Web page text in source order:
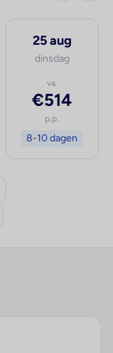
25 aug
dinsdag
va.
€514
p.p.
8-10 dagen